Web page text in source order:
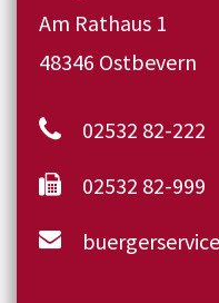
Am Rathaus 1
48346 Ostbevern
02532 82-222
02532 82-999